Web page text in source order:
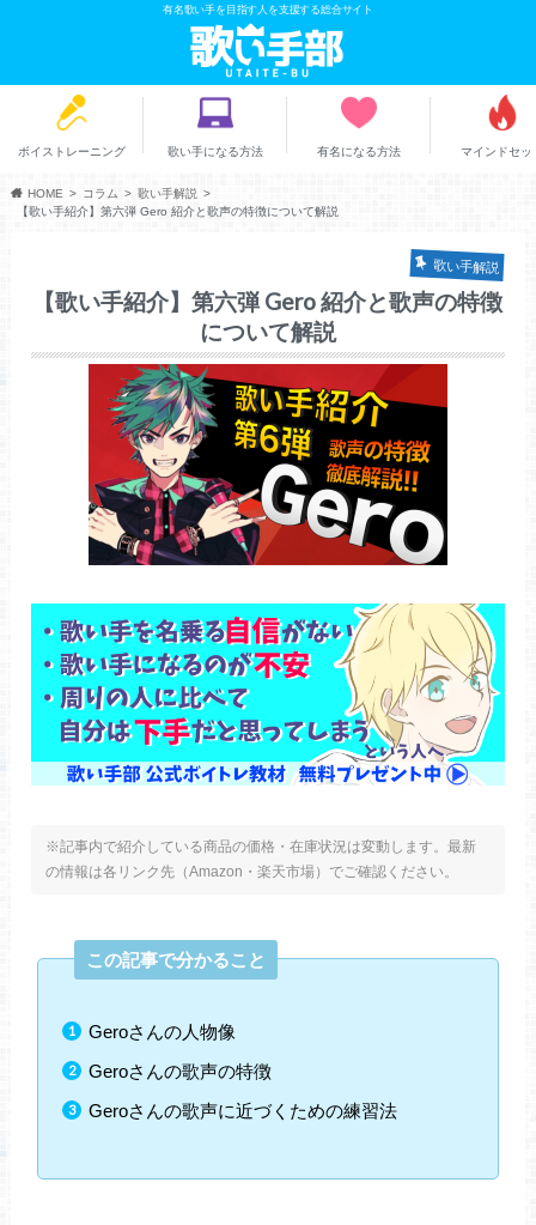
有名歌い手を目指す人を支援する総合サイト
ボイストレーニング 歌い手になる方法 有名になる方法 マインドセッ
HOME コラム
歌い手解説
【歌い手紹介】第六弾 Gero 紹介と歌声の特徴について解説
歌い手解説
【歌い手紹介】第六弾 Gero 紹介と歌声の特徴
について解説
※記事内で紹介している商品の価格・在庫状況は変動します。最新
の情報は各リンク先（Amazon・楽天市場）でご確認ください。
この記事で分かること
Geroさんの人物像
Geroさんの歌声の特徴
Geroさんの歌声に近づくための練習法